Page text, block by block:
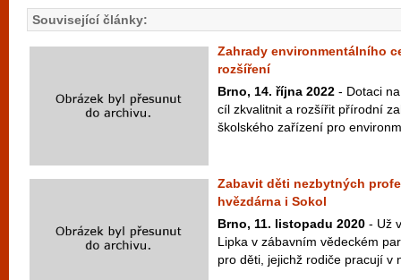
Související články:
Zahrady environmentálního
rozšíření
Brno, 14. října 2022 - Dotaci
cíl zkvalitnit a rozšířit přírodní
školského zařízení pro
Zabavit děti nezbytných
hvězdárna i Sokol
Brno, 11. listopadu 2020 - Už
Lipka v zábavním vědeckém
pro děti, jejichž rodiče pracují v